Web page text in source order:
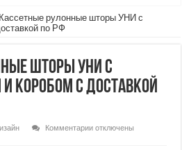
Кассетные рулонные шторы УНИ с
по РФ
шторы УНИ с
коробом с доставкой
Комментариикотключены